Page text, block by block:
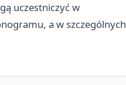
uczestniczyć w
a w szczególnych